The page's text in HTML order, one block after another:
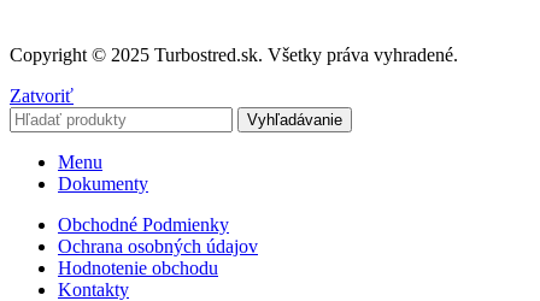
Copyright © 2025 Turbostred.sk. Všetky práva vyhradené.
Zatvoriť
Vyhľadávanie
Menu
Dokumenty
Obchodné Podmienky
Ochrana osobných údajov
Hodnotenie obchodu
Kontakty